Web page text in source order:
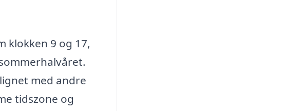
klokken 9 og 17,
med andre
tidszone og